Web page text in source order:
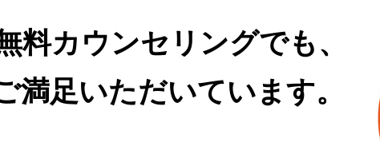
料カウンセリングでも、
満足いただいています。